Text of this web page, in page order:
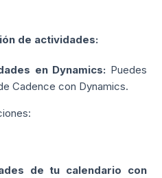
de actividades:
en Dynamics: Puedes
Cadence con Dynamics.
de tu calendario con